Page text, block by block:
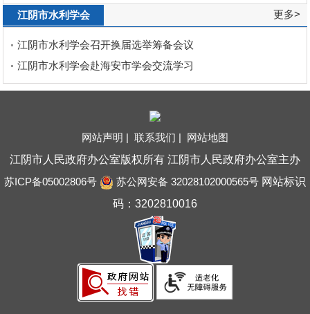
江阴市水利学会 更多>
江阴市水利学会召开换届选举筹备会议
江阴市水利学会赴海安市学会交流学习
网站声明 | 联系我们 | 网站地图
江阴市人民政府办公室版权所有 江阴市人民政府办公室主办
苏ICP备05002806号
苏公网安备 32028102000565号网站标识
码：3202810016